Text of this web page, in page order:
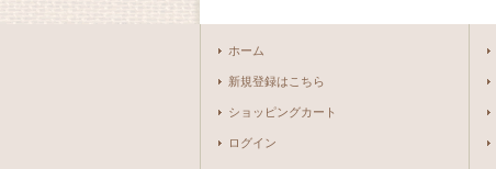
ホーム
新規登録はこちら
ショッピングカート
ログイン